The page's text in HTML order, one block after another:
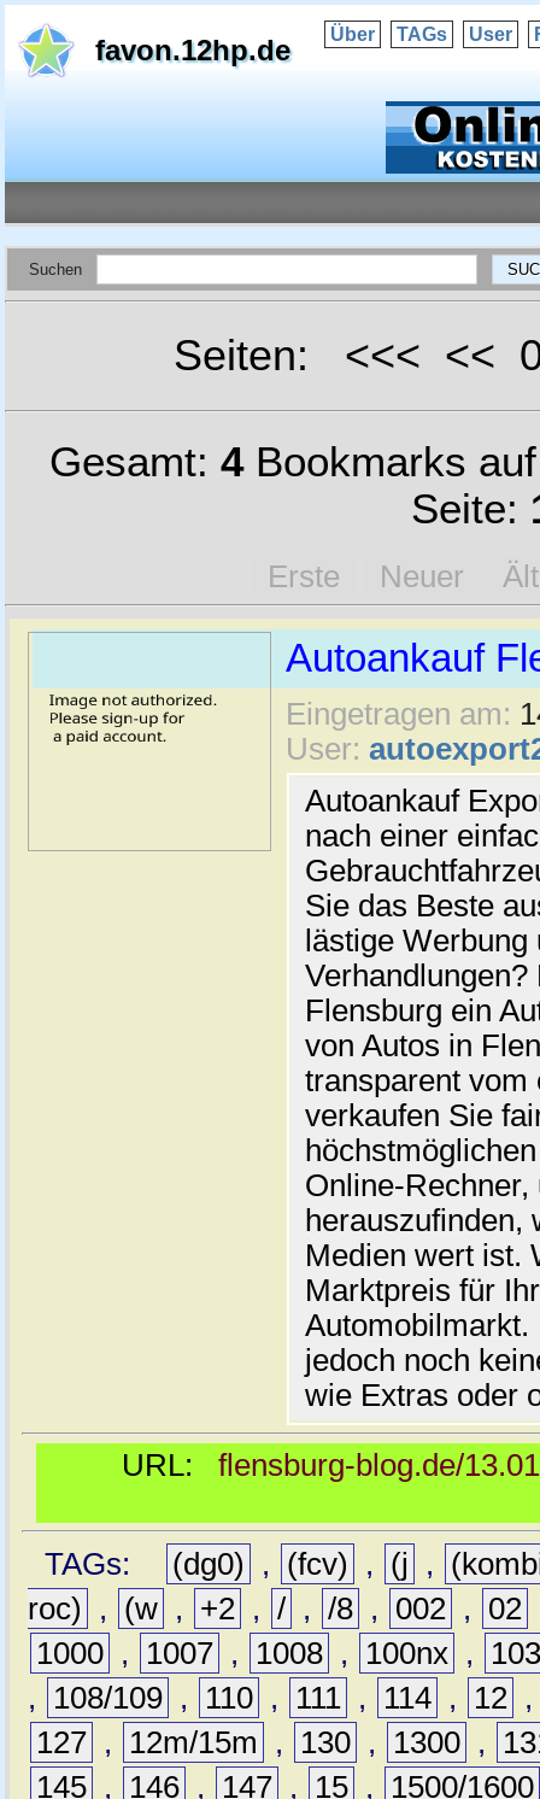
favon.12hp.de Über TAGs User
Suchen
Seiten: <<< <<
Gesamt: 4Bookmarks
Seite:
Erste Neuer
Autoankauf
Eingetragen am:
User:
Autoankauf
nach einer
Sie das Beste
lästige
Flensburg ein
von Autos in
transparent vom
verkaufen Sie
Online-
herauszufinden,
Medien wert ist.
Marktpreis für
jedoch noch
wie Extras oder
URL: flensburg-blog.de/
TAGs: (dg0) , (fcv) , (j ,
roc)
, (w , +2 , / , /8 , 002 , 02
1000 , 1007 , 1008 , 100nx ,
,
108/109 , 110 , 111 , 114 , 12
127 , 12m/15m , 130 , 1300 ,
145 , 146 , 147 , 15 ,
1500/1600